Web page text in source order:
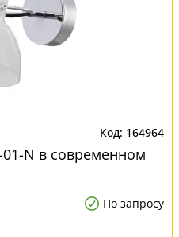
164964
N в современном
По запросу